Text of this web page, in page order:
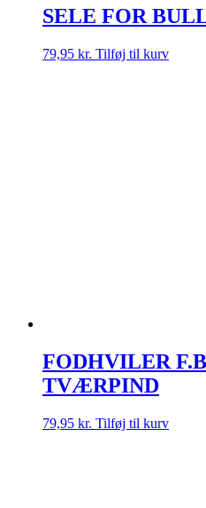
SELE FOR
79,95 kr. Tilføj til kurv
FODHVILER
TVÆRPIND
79,95 kr. Tilføj til kurv